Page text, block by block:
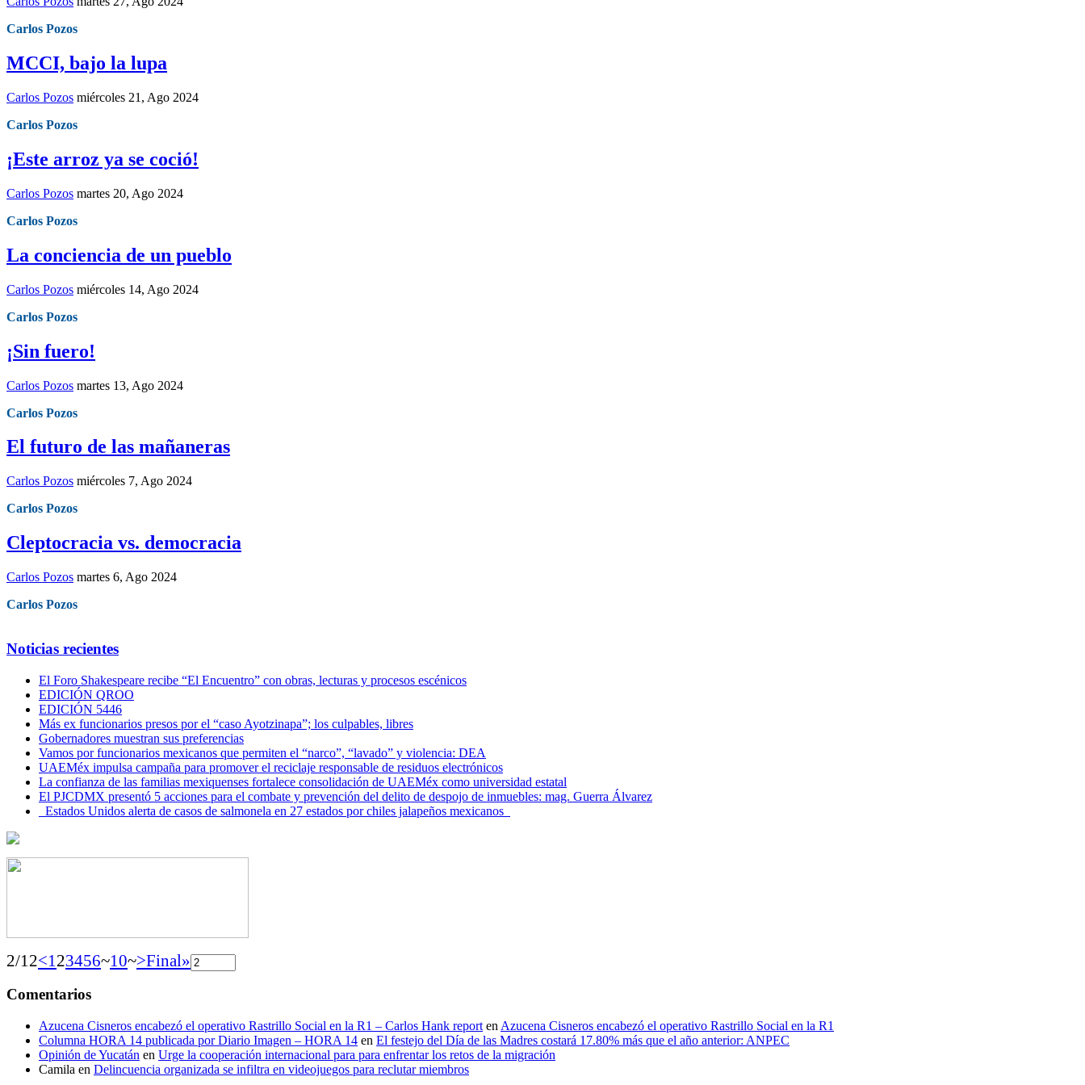
Carlos Pozos
MCCI, bajo la lupa
Carlos Pozos miércoles 21, Ago 2024
Carlos Pozos
¡Este arroz ya se coció!
Carlos Pozos martes 20, Ago 2024
Carlos Pozos
La conciencia de un pueblo
Carlos Pozos miércoles 14, Ago 2024
Carlos Pozos
¡Sin fuero!
Carlos Pozos martes 13, Ago 2024
Carlos Pozos
El futuro de las mañaneras
Carlos Pozos miércoles 7, Ago 2024
Carlos Pozos
Cleptocracia vs. democracia
Carlos Pozos martes 6, Ago 2024
Carlos Pozos
Noticias recientes
El Foro Shakespeare recibe “El Encuentro” con obras, lecturas y procesos escénicos
EDICIÓN QROO
EDICIÓN 5446
Más ex funcionarios presos por el “caso Ayotzinapa”; los culpables, libres
Gobernadores muestran sus preferencias
Vamos por funcionarios mexicanos que permiten el “narco”, “lavado” y violencia: DEA
UAEMéx impulsa campaña para promover el reciclaje responsable de residuos electrónicos
La confianza de las familias mexiquenses fortalece consolidación de UAEMéx como universidad estatal
El PJCDMX presentó 5 acciones para el combate y prevención del delito de despojo de inmuebles: mag. Guerra Álvarez
Estados Unidos alerta de casos de salmonela en 27 estados por chiles jalapeños mexicanos
2/12<1 23456~10~>Final»
Comentarios
Azucena Cisneros encabezó el operativo Rastrillo Social en la R1 – Carlos Hank report en Azucena Cisneros encabezó el operativo Rastrillo Social en la R1
Columna HORA 14 publicada por Diario Imagen – HORA 14 en El festejo del Día de las Madres costará 17.80% más que el año anterior: ANPEC
Opinión de Yucatán en Urge la cooperación internacional para para enfrentar los retos de la migración
Camila en Delincuencia organizada se infiltra en videojuegos para reclutar miembros